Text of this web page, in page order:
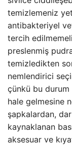
temizlemeniz
antibakteriyel
tercih
preslenmiş
temizledikten
nemlendirici
çünkü bu durum
hale gelmesine
şapkalardan,
kaynaklanan
aksesuar ve